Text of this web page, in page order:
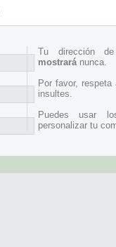
Tu dirección
mostraránunca.
Por favor,
insultes.
Puedes usar
personalizar tu